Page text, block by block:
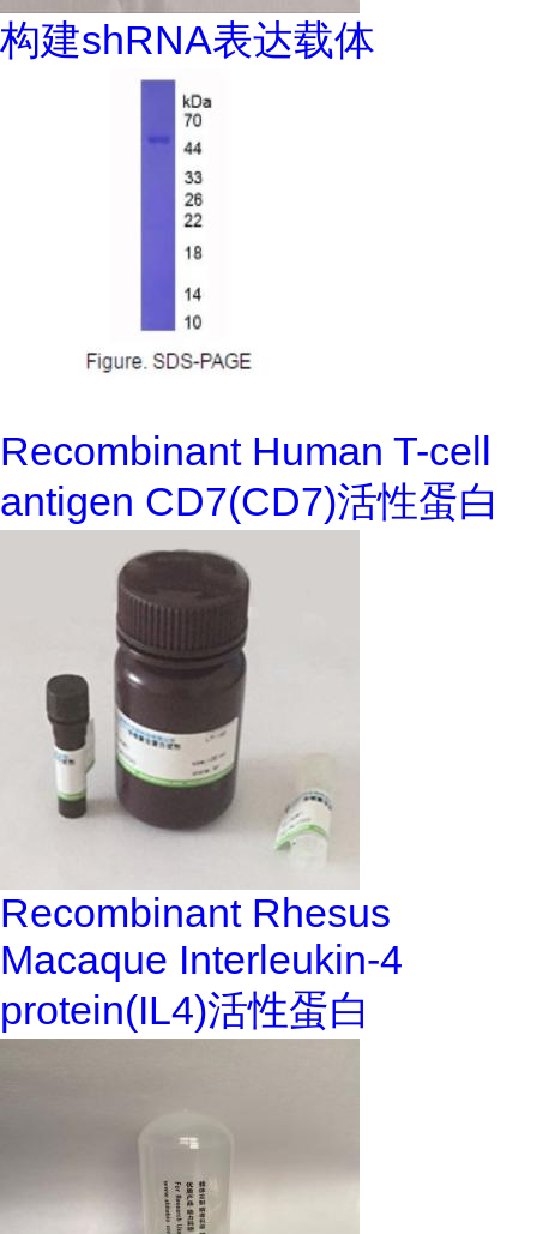
构建shRNA表达载体
Recombinant Human T-cell
antigen CD7(CD7)活性蛋白
Recombinant Rhesus
Macaque Interleukin-4
protein(IL4)活性蛋白